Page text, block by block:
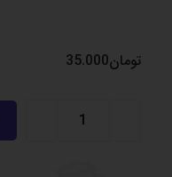
تومان35.000